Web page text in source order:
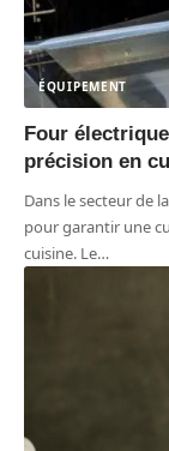
ÉQUIPEMENT
Four
précision en
Dans le secteur de
pour garantir une
cuisine. Le…